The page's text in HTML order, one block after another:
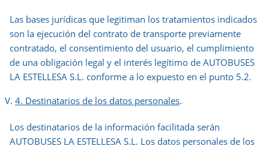
Las bases jurídicas que legitiman los tratamientos indicados
son la ejecución del contrato de transporte previamente
contratado, el consentimiento del usuario, el cumplimiento
de una obligación legal y el interés legítimo de AUTOBUSES
LA ESTELLESA S.L. conforme a lo expuesto en el punto 5.2.
4. Destinatarios de los datos personales.
Los destinatarios de la información facilitada serán
AUTOBUSES LA ESTELLESA S.L. Los datos personales de los